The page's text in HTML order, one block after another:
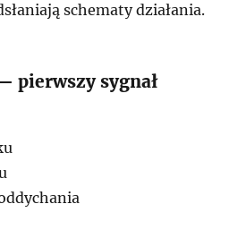
schematy działania.
pierwszy sygnał